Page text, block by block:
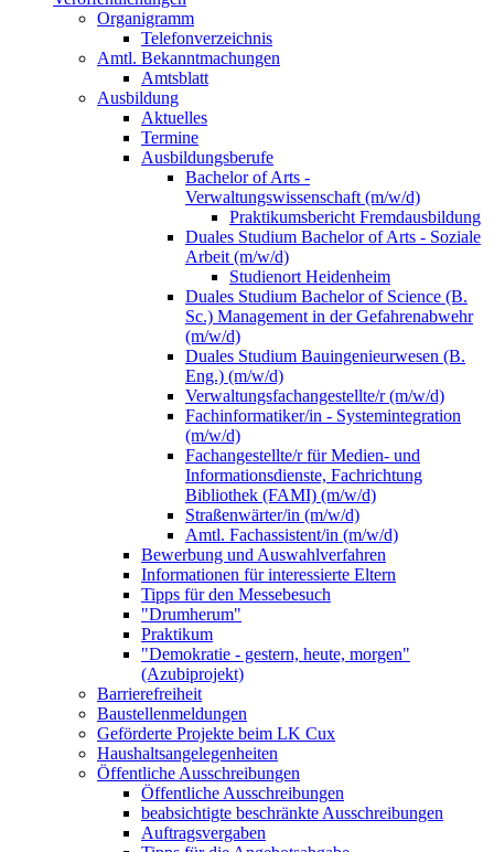
Organigramm
Telefonverzeichnis
Amtl. Bekanntmachungen
Amtsblatt
Ausbildung
Aktuelles
Termine
Ausbildungsberufe
Bachelor of Arts -
Verwaltungswissenschaft (m/w/d)
Praktikumsbericht Fremdausbildung
Duales Studium Bachelor of Arts - Soziale
Arbeit (m/w/d)
Studienort Heidenheim
Duales Studium Bachelor of Science (B.
Sc.) Management in der Gefahrenabwehr
(m/w/d)
Duales Studium Bauingenieurwesen (B.
Eng.) (m/w/d)
Verwaltungsfachangestellte/r (m/w/d)
Fachinformatiker/in - Systemintegration
(m/w/d)
Fachangestellte/r für Medien- und
Informationsdienste, Fachrichtung
Bibliothek (FAMI) (m/w/d)
Straßenwärter/in (m/w/d)
Amtl. Fachassistent/in (m/w/d)
Bewerbung und Auswahlverfahren
Informationen für interessierte Eltern
Tipps für den Messebesuch
"Drumherum"
Praktikum
"Demokratie - gestern, heute, morgen"
(Azubiprojekt)
Barrierefreiheit
Baustellenmeldungen
Geförderte Projekte beim LK Cux
Haushaltsangelegenheiten
Öffentliche Ausschreibungen
Öffentliche Ausschreibungen
beabsichtigte beschränkte Ausschreibungen
Auftragsvergaben